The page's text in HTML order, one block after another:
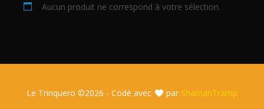
Aucun produit ne correspond à votre sélection.
Le Trinquero ©2026 - Codé avec par ShamanTramp